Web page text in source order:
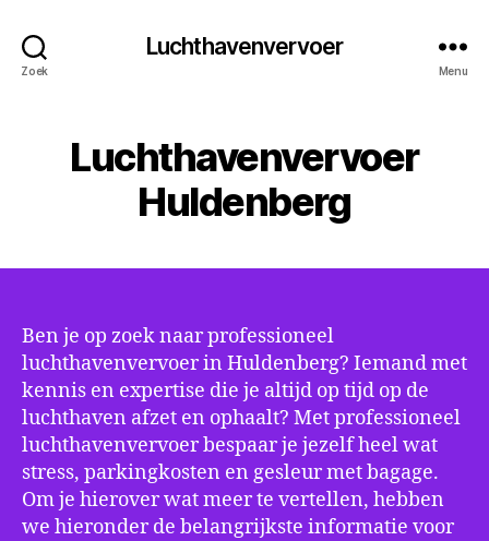
Zoek
Luchthavenvervoer
Menu
Luchthavenvervoer
Huldenberg
Ben je op zoek naar professioneel
luchthavenvervoer in Huldenberg? Iemand met
kennis en expertise die je altijd op tijd op de
luchthaven afzet en ophaalt? Met professioneel
luchthavenvervoer bespaar je jezelf heel wat
stress, parkingkosten en gesleur met bagage.
Om je hierover wat meer te vertellen, hebben
we hieronder de belangrijkste informatie voor